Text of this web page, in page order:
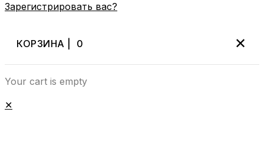
Зарегистрировать вас?
КОРЗИНА | 0 ✕
Your cart is empty
✕